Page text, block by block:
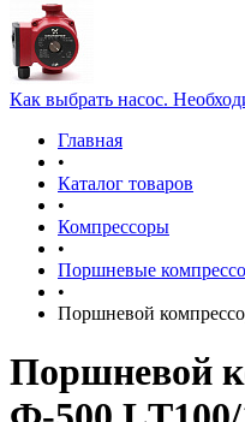
Как выбрать насос.
Главная
•
Каталог товаров
•
Компрессоры
•
Поршневые
•
Поршневой
Поршневой